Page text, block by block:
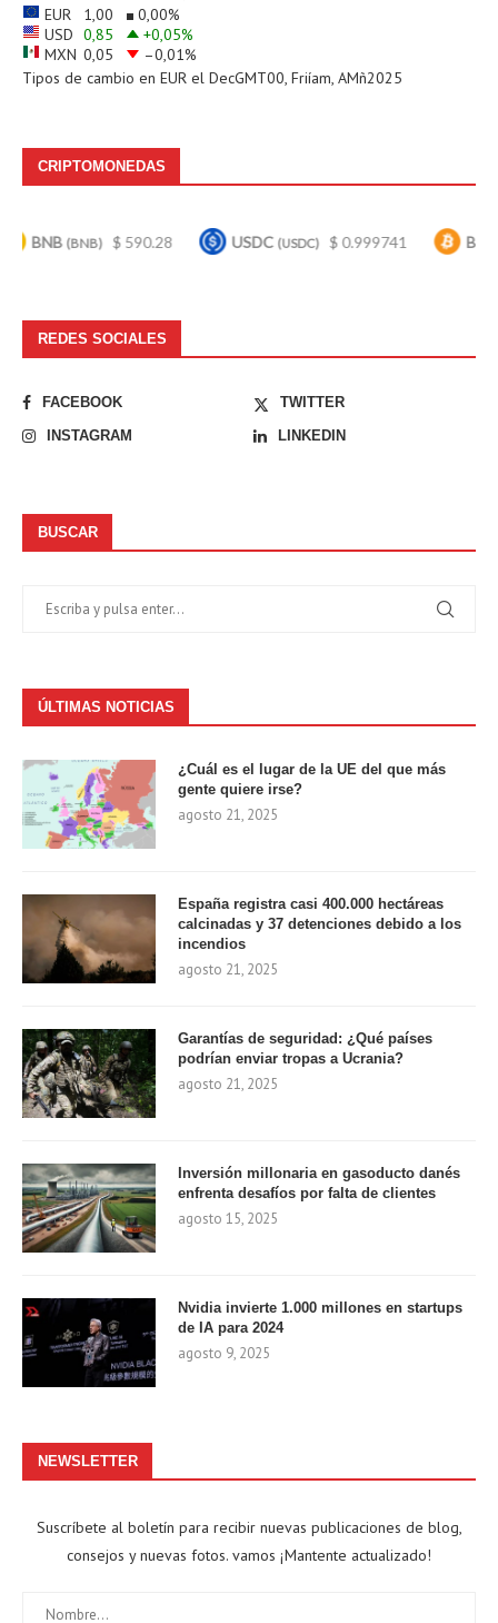
EUR
1,00 0,00%
USD 0,85 +0,05%
MXN 0,05 –0,01%
Tipos de cambio en EUR el DecGMT00, Friíam, AMñ2025
CRIPTOMONEDAS
(BNB) $ 590.28 USDC(USDC) $ 0.999741 Bitcoin (BTC)
REDES SOCIALES
FACEBOOK
TWITTER
INSTAGRAM
LINKEDIN
BUSCAR
ÚLTIMAS NOTICIAS
¿Cuál es el lugar de la UE del que más
gente quiere irse?
agosto 21, 2025
España registra casi 400.000 hectáreas
calcinadas y 37 detenciones debido a los
incendios
agosto 21, 2025
Garantías de seguridad: ¿Qué países
podrían enviar tropas a Ucrania?
agosto 21, 2025
Inversión millonaria en gasoducto danés
enfrenta desafíos por falta de clientes
agosto 15, 2025
Nvidia invierte 1.000 millones en startups
de IA para 2024
agosto 9, 2025
NEWSLETTER
Suscríbete al boletín para recibir nuevas publicaciones de blog,
consejos y nuevas fotos. vamos ¡Mantente actualizado!